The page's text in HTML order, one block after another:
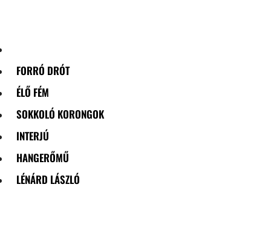
FORRÓ DRÓT
ÉLŐ FÉM
SOKKOLÓ KORONGOK
INTERJÚ
HANGERŐMŰ
LÉNÁRD LÁSZLÓ